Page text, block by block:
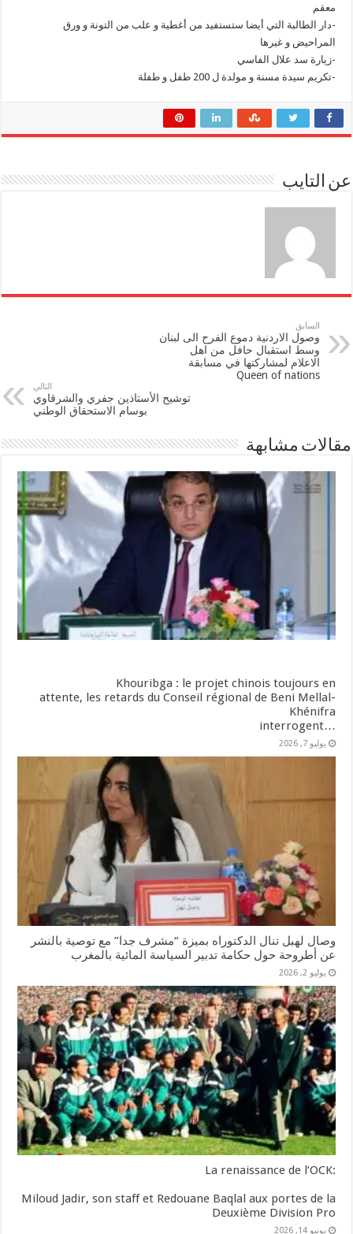
معقم
-دار الطالبة التي أيضا ستستفيد من أغطية و علب من التونة و ورق
المراحيض و غيرها
-زيارة سد علال الفاسي
-تكريم سيدة مسنة و مولدة ل 200 طفل و طفلة
عن التايب
السابق
وصول الاردنية دموع الفرح الى لبنان
وسط استقبال حافل من اهل
الاعلام لمشاركتها في مسابقة
Queen of nations
التالي
توشيح الأستاذين جفري والشرقاوي
بوسام الاستحقاق الوطني
مقالات مشابهة
Khouribga : le projet chinois toujours en
attente, les retards du Conseil régional de Beni Mellal-
Khénifra
…interrogent
يوليو 7, 2026
وصال لهبل تنال الدكتوراه بميزة “مشرف جدا” مع توصية بالنشر
عن أطروحة حول حكامة تدبير السياسة المائية بالمغرب
يوليو 2, 2026
:La renaissance de l’OCK
Miloud Jadir, son staff et Redouane Baqlal aux portes de la
Deuxième Division Pro
يونيو 14, 2026